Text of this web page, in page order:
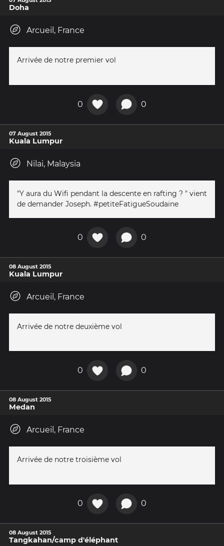
Doha
Arcueil, France
Arrivée de notre premier vol
0 0
07 August 2015
Kuala Lumpur
Nilai, Malaysia
"Y aura du Wifi pendant la descente en rafting ? " vient
de demander Joseph. #petiteFatigueSoudaine
0 0
08 August 2015
Kuala Lumpur
Arcueil, France
Arrivée de notre deuxième vol
0 0
08 August 2015
Medan
Arcueil, France
Arrivée de notre troisième vol
0 0
08 August 2015
Tangkahan/camp d'éléphant